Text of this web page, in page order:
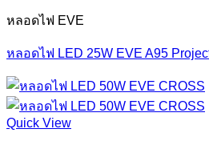
หลอดไฟ EVE
หลอดไฟ LED 25W EVE A95
Quick View